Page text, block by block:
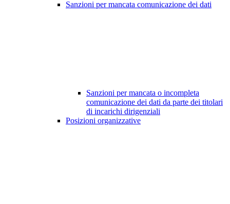
Sanzioni per mancata comunicazione dei dati
Sanzioni per mancata o incompleta
comunicazione dei dati da parte dei titolari
di incarichi dirigenziali
Posizioni organizzative